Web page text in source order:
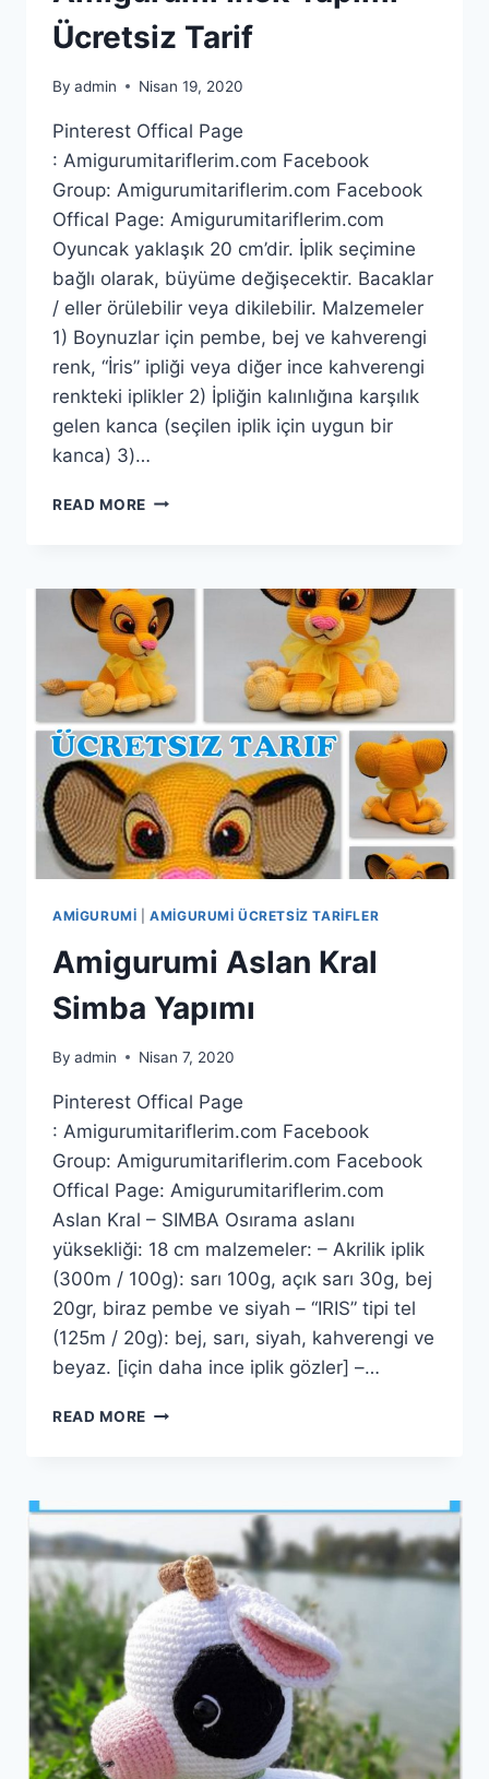
Ücretsiz Tarif
By admin Nisan 19, 2020
Pinterest Offical Page
: Amigurumitariflerim.com Facebook
Group: Amigurumitariflerim.com Facebook
Offical Page: Amigurumitariflerim.com
Oyuncak yaklaşık 20 cm’dir. İplik seçimine
bağlı olarak, büyüme değişecektir. Bacaklar
/ eller örülebilir veya dikilebilir. Malzemeler
1) Boynuzlar için pembe, bej ve kahverengi
renk, “İris” ipliği veya diğer ince kahverengi
renkteki iplikler 2) İpliğin kalınlığına karşılık
gelen kanca (seçilen iplik için uygun bir
kanca) 3)…
READ MORE AMIGURUMI
TARIF
AMIGURUMI |AMIGURUMI ÜCRETSIZ TARIFLER
Amigurumi Aslan Kral
Simba Yapımı
By admin Nisan 7, 2020
Pinterest Offical Page
: Amigurumitariflerim.com Facebook
Group: Amigurumitariflerim.com Facebook
Offical Page: Amigurumitariflerim.com
Aslan Kral – SIMBA Osırama aslanı
yüksekliği: 18 cm malzemeler: – Akrilik iplik
(300m / 100g): sarı 100g, açık sarı 30g, bej
20gr, biraz pembe ve siyah – “IRIS” tipi tel
(125m / 20g): bej, sarı, siyah, kahverengi ve
beyaz. [için daha ince iplik gözler] –…
READ MORE AMIGURUMI